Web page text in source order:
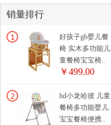
销量排行
好孩子gb婴儿餐
椅 实木多功能儿
童餐椅宝宝椅..
￥499.00
hd小龙哈彼 儿童
餐椅多功能婴儿
宝宝餐椅便携..